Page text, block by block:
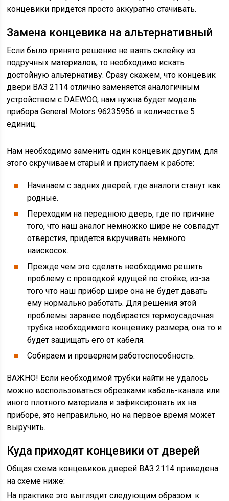
концевики придется просто аккуратно стачивать.
Замена концевика на альтернативный
Если было принято решение не ваять склейку из
подручных материалов, то необходимо искать
достойную альтернативу. Сразу скажем, что концевик
двери ВАЗ 2114 отлично заменяется аналогичным
устройством с DAEWOO, нам нужна будет модель
прибора General Motors 96235956 в количестве 5
единиц.
Нам необходимо заменить один концевик другим, для
этого скручиваем старый и приступаем к работе:
Начинаем с задних дверей, где аналоги станут как
родные.
Переходим на переднюю дверь, где по причине
того, что наш аналог немножко шире не совпадут
отверстия, придется вкручивать немного
наискосок.
Прежде чем это сделать необходимо решить
проблему с проводкой идущей по стойке, из-за
того что наш прибор шире она не будет давать
ему нормально работать. Для решения этой
проблемы заранее подбирается термоусадочная
трубка необходимого концевику размера, она то и
будет защищать его от кабеля.
Собираем и проверяем работоспособность.
ВАЖНО! Если необходимой трубки найти не удалось
можно воспользоваться обрезками кабель-канала или
иного плотного материала и зафиксировать их на
приборе, это неправильно, но на первое время может
выручить.
Куда приходят концевики от дверей
Общая схема концевиков дверей ВАЗ 2114 приведена
на схеме ниже:
На практике это выглядит следующим образом: к